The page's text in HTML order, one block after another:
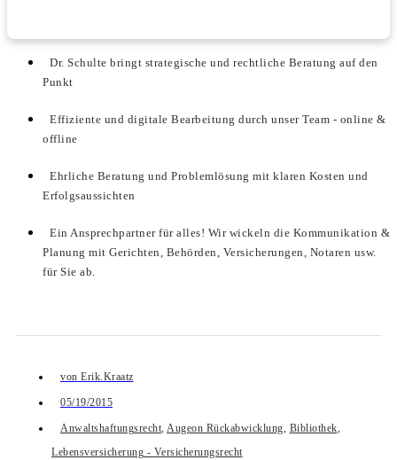
Dr. Schulte bringt strategische und rechtliche Beratung auf den
Punkt
Effiziente und digitale Bearbeitung durch unser Team - online &
offline
Ehrliche Beratung und Problemlösung mit klaren Kosten und
Erfolgsaussichten
Ein Ansprechpartner für alles! Wir wickeln die Kommunikation &
Planung mit Gerichten, Behörden, Versicherungen, Notaren usw.
für Sie ab.
von Erik.Kraatz
05/19/2015
Anwaltshaftungsrecht, Augeon Rückabwicklung, Bibliothek,
Lebensversicherung - Versicherungsrecht